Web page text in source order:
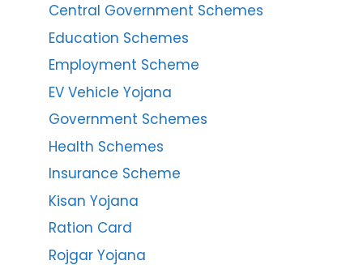
Central Government Schemes
Education Schemes
Employment Scheme
EV Vehicle Yojana
Government Schemes
Health Schemes
Insurance Scheme
Kisan Yojana
Ration Card
Rojgar Yojana